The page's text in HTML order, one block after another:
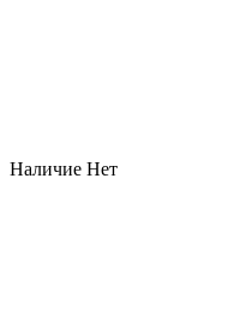
Наличие Нет